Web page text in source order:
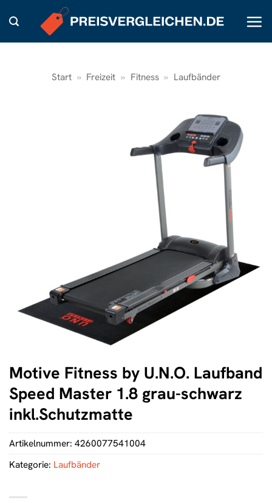
Inhalt
springen
Start » Freizeit » Fitness » Laufbänder
Motive Fitness by U.N.O. Laufband
Speed Master 1.8 grau-schwarz
inkl.Schutzmatte
Artikelnummer: 4260077541004
Kategorie: Laufbänder